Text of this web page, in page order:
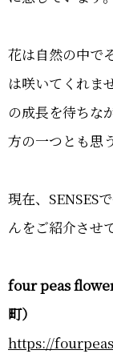
花は自然の中で
は咲いてくれま
の成長を待ちな
方の一つとも思
現在、SENSES
んをご紹介させ
four peas
町）
https://